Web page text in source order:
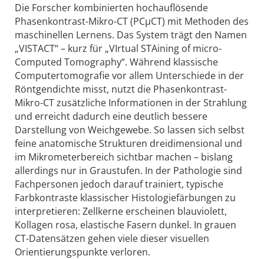
Die Forscher kombinierten hochauflösende
Phasenkontrast-Mikro-CT (PCµCT) mit Methoden des
maschinellen Lernens. Das System trägt den Namen
„VISTACT“ – kurz für „VIrtual STAining of micro-
Computed Tomography“. Während klassische
Computertomografie vor allem Unterschiede in der
Röntgendichte misst, nutzt die Phasenkontrast-
Mikro-CT zusätzliche Informationen in der Strahlung
und erreicht dadurch eine deutlich bessere
Darstellung von Weichgewebe. So lassen sich selbst
feine anatomische Strukturen dreidimensional und
im Mikrometerbereich sichtbar machen – bislang
allerdings nur in Graustufen. In der Pathologie sind
Fachpersonen jedoch darauf trainiert, typische
Farbkontraste klassischer Histologiefärbungen zu
interpretieren: Zellkerne erscheinen blauviolett,
Kollagen rosa, elastische Fasern dunkel. In grauen
CT-Datensätzen gehen viele dieser visuellen
Orientierungspunkte verloren.